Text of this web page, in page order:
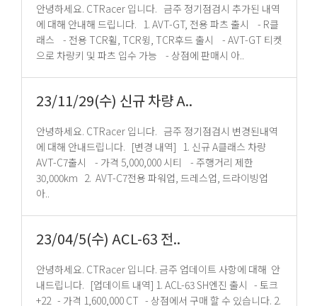
안녕하세요. CTRacer 입니다. 금주 정기점검시 추가된 내역
에 대해 안내해 드립니다. 1. AVT-GT, 전용 파츠 출시 - R클
래스 - 전용 TCR휠, TCR윙, TCR후드 출시 - AVT-GT 티켓
으로 차량키 및 파츠 입수 가능 - 상점에 판매시 아..
23/11/29(수) 신규 차량 A..
안녕하세요. CTRacer 입니다. 금주 정기점검시 변경된내역
에 대해 안내드립니다. [변경 내역] 1. 신규 A클래스 차량
AVT-C7출시 - 가격 5,000,000 시티 - 주행거리 제한
30,000km 2. AVT-C7전용 파워업, 드레스업, 드라이빙업
아..
23/04/5(수) ACL-63 전..
안녕하세요. CTRacer 입니다. 금주 업데이트 사항에 대해 안
내드립니다. [업데이트 내역] 1. ACL-63 SH엔진 출시 - 토크
+22 - 가격 1,600,000 CT - 상점에서 구매 할 수 있습니다. 2.